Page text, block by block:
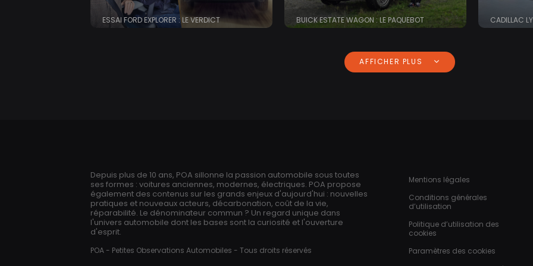
ESSAI FORD EXPLORER : LE VERDICT BUICK ESTATE WAGON : LE PAQUEBOT CADILLAC
AFFICHER PLUS
Depuis plus de 10 ans, POA sillonne la passion automobile sous toutes
ses formes : voitures anciennes, modernes, électriques. POA propose
également des contenus sur les grands enjeux d'aujourd'hui : nouvelles
pratiques et nouveaux acteurs, décarbonation, coût de la vie,
réparabilité. Le dénominateur commun ? Un regard unique dans
l'univers automobile dont les bases sont la curiosité et l'ouverture
d'esprit.
POA - Petites Observations Automobiles - Tous droits réservés
Pied de page
Mentions légales
Conditions générales
d’utilisation
Politique d’utilisation des
cookies
Paramètres des cookies